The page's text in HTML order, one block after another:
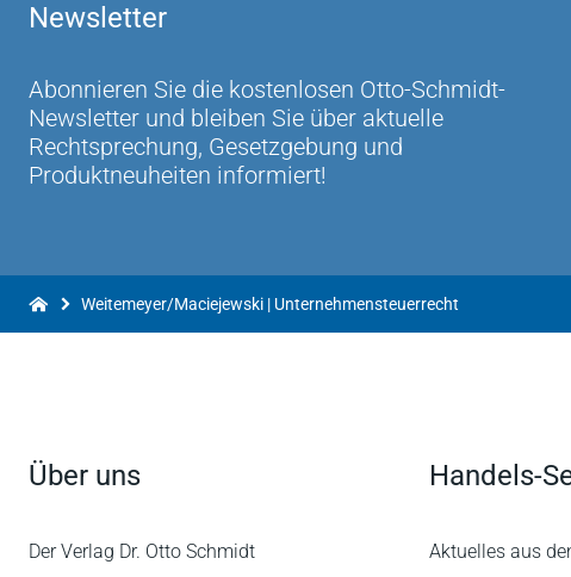
Newsletter
Abonnieren Sie die kostenlosen Otto-Schmidt-
Newsletter und bleiben Sie über aktuelle
Rechtsprechung, Gesetzgebung und
Produktneuheiten informiert!
Weitemeyer/Maciejewski | Unternehmensteuerrecht
Über uns
Der Verlag Dr. Otto Schmidt
Handels-
Aktuelles aus